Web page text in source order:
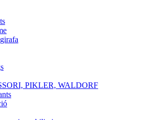
PIKLER, WALDORF